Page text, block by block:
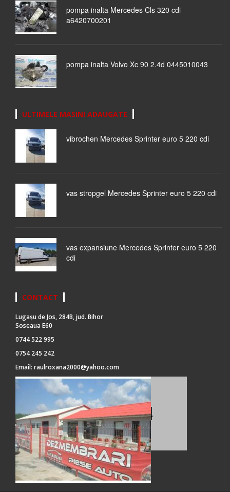
pompa inalta Mercedes Cls 320 cdi
a6420700201
pompa inalta Volvo Xc 90 2.4d 0445010043
ULTIMELE MASINI ADAUGATE
vibrochen Mercedes Sprinter euro 5 220 cdi
vas stropgel Mercedes Sprinter euro 5 220 cdi
vas expansiune Mercedes Sprinter euro 5 220
cdi
CONTACT
Lugașu de Jos, 284B, jud. Bihor
Soseaua E60
0744 522 995
0754 245 242
Email: raulroxana2000@yahoo.com